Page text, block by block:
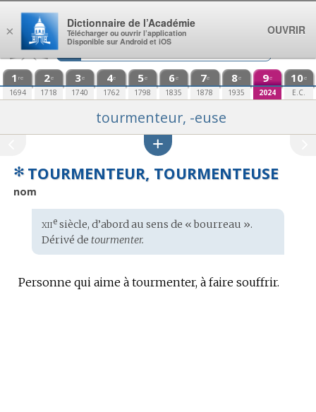
Aller au contenu
1 re
1694
2e
1718
3e
1740
4e
1762
5e
1798
6e
1835
7e
1878
8e
1935
9e
2024
10e
E.C.
tourmenteur, -euse
✻ TOURMENTEUR, TOURMENTEUSE
nom
Étymologie
:
xiiesiècle, d’abord au sens de « bourreau ».
Dérivé de tourmenter.
Personne qui aime à tourmenter, à faire souffrir.
×
Dictionnaire de l’Académie
Télécharger ou ouvrir l’application
Disponible sur Android et iOS
OUVRIR